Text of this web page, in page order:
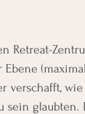
Retreat-
verschafft,
sein glaubten.